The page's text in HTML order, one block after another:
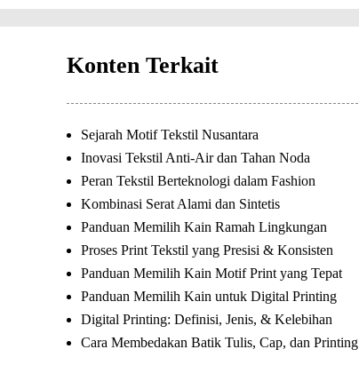
Konten Terkait
Sejarah Motif Tekstil Nusantara
Inovasi Tekstil Anti-Air dan Tahan Noda
Peran Tekstil Berteknologi dalam Fashion
Kombinasi Serat Alami dan Sintetis
Panduan Memilih Kain Ramah Lingkungan
Proses Print Tekstil yang Presisi & Konsisten
Panduan Memilih Kain Motif Print yang Tepat
Panduan Memilih Kain untuk Digital Printing
Digital Printing: Definisi, Jenis, & Kelebihan
Cara Membedakan Batik Tulis, Cap, dan Printing